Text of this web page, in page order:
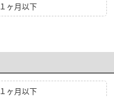
１ヶ月以下
１ヶ月以下